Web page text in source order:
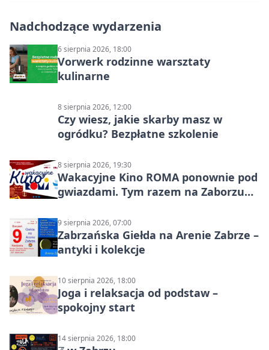
Nadchodzące wydarzenia
6 sierpnia 2026, 18:00
Vorwerk rodzinne warsztaty
kulinarne
8 sierpnia 2026, 12:00
Czy wiesz, jakie skarby masz w
ogródku? Bezpłatne szkolenie
8 sierpnia 2026, 19:30
Wakacyjne Kino ROMA ponownie pod
gwiazdami. Tym razem na Zaborzu
9 sierpnia 2026, 07:00
Zabrzańska Giełda na Arenie Zabrze –
antyki i kolekcje
10 sierpnia 2026, 18:00
Joga i relaksacja od podstaw –
spokojny start
14 sierpnia 2026, 18:00